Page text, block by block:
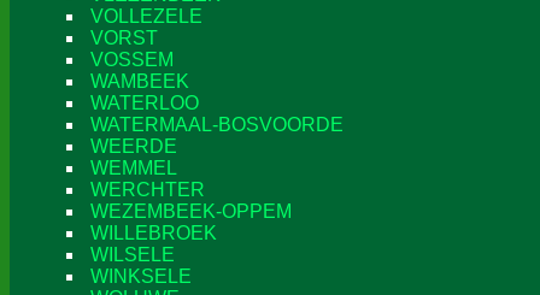
VOLLEZELE
VORST
VOSSEM
WAMBEEK
WATERLOO
WATERMAAL-BOSVOORDE
WEERDE
WEMMEL
WERCHTER
WEZEMBEEK-OPPEM
WILLEBROEK
WILSELE
WINKSELE